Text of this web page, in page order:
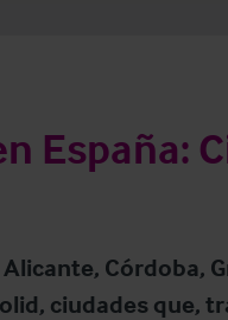
España:
Córdoba,
ciudades que,